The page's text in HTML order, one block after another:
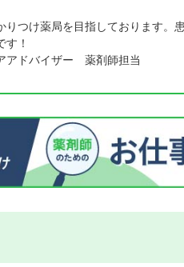
りつけ薬局を目指しております。
す！
アドバイザー 薬剤師担当